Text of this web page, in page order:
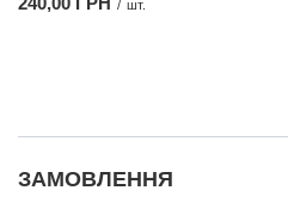
/ шт.
ЗАМОВЛЕННЯ